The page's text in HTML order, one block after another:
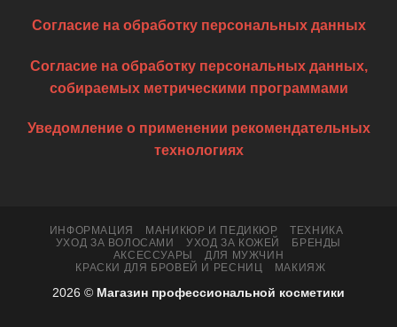
Согласие на обработку персональных данных
Согласие на обработку персональных данных,
собираемых метрическими программами
Уведомление о применении рекомендательных
технологиях
ИНФОРМАЦИЯ МАНИКЮР И ПЕДИКЮР
ТЕХНИКА
УХОД ЗА ВОЛОСАМИ
УХОД ЗА КОЖЕЙ
БРЕНДЫ
АКСЕССУАРЫ
ДЛЯ МУЖЧИН
КРАСКИ ДЛЯ БРОВЕЙ И РЕСНИЦ
МАКИЯЖ
2026 © Магазин профессиональной косметики